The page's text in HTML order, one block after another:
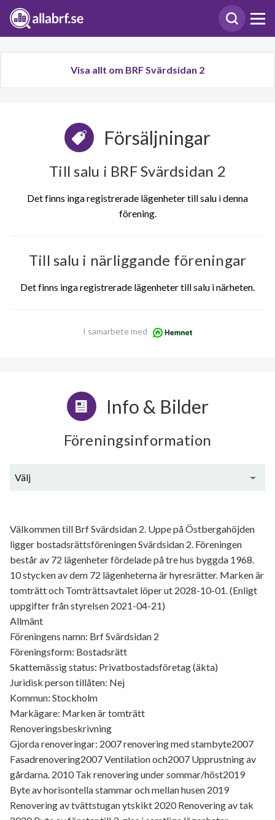
Visa allt om BRF Svärdsidan 2
Försäljningar
Till salu i BRF Svärdsidan 2
Det finns inga registrerade lägenheter till salu i denna
förening.
Till salu i närliggande föreningar
Det finns inga registrerade lägenheter till salu i närheten.
I samarbete med
Info & Bilder
Föreningsinformation
Välj
Välkommen till Brf Svärdsidan 2. Uppe på Östbergahöjden
ligger bostadsrättsföreningen Svärdsidan 2. Föreningen
består av 72 lägenheter fördelade på tre hus byggda 1968.
10 stycken av dem 72 lägenheterna är hyresrätter. Marken är
tomträtt och Tomträttsavtalet löper ut 2028-10-01. (Enligt
uppgifter från styrelsen 2021-04-21)
Allmänt
Föreningens namn: Brf Svärdsidan 2
Föreningsform: Bostadsrätt
Skattemässig status: Privatbostadsföretag (äkta)
Juridisk person tillåten: Nej
Kommun: Stockholm
Markägare: Marken är tomträtt
Renoveringsbeskrivning
Gjorda renoveringar: 2007 renovering med stambyte2007
Fasadrenovering2007 Ventilation och2007 Upprustning av
gårdarna. 2010 Tak renovering under sommar/höst2019
Byte av horisontella stammar och mellan husen 2019
Renovering av tvättstugan ytskikt 2020 Renovering av tak